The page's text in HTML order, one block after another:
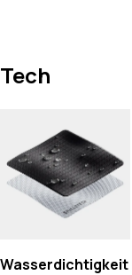
Tech
Wasserdichtigkeit